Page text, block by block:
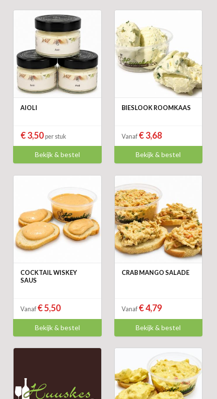
AIOLI
€ 3,50per stuk
Bekijk & bestel
BIESLOOK ROOMKAAS
Vanaf € 3,68
Bekijk & bestel
COCKTAIL WISKEY
SAUS
Vanaf € 5,50
Bekijk & bestel
CRAB MANGO SALADE
Vanaf € 4,79
Bekijk & bestel